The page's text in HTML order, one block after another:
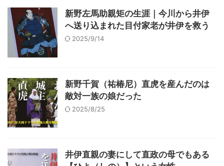
新野左馬助親矩の生涯｜今川から井伊
へ送り込まれた目付家老が井伊を救う
2025/9/14
新野千賀（祐椿尼）直虎を産んだのは
敵対一族の娘だった
2025/8/25
井伊直親の妻にして直政の母でもある